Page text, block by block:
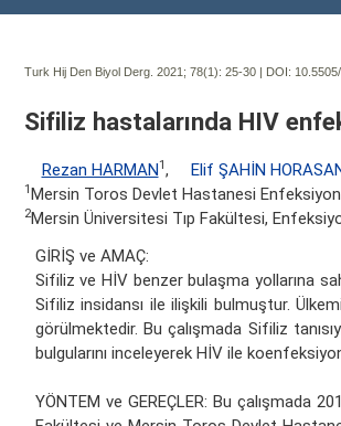
Turk Hij Den Biyol Derg. 2021; 78(1): 25-30 | DOI:
Sifiliz hastalarında HIV
Rezan HARMAN1 , Elif ŞAHİN
1 Mersin Toros Devlet Hastanesi
2Mersin Üniversitesi Tıp Fakültesi,
GİRİŞ ve AMAÇ:
Sifiliz ve HİV benzer bulaşma yollarına
Sifiliz insidansı ile ilişkili bulmuştur.
görülmektedir. Bu çalışmada Sifiliz
bulgularını inceleyerek HİV ile
YÖNTEM ve GEREÇLER: Bu çalışmada